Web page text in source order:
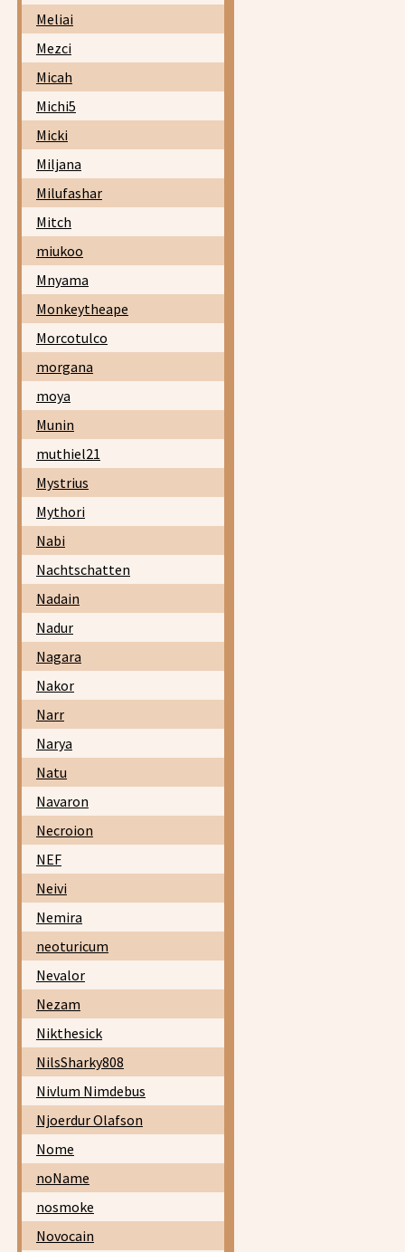
Meliai
Mezci
Micah
Michi5
Micki
Miljana
Milufashar
Mitch
miukoo
Mnyama
Monkeytheape
Morcotulco
morgana
moya
Munin
muthiel21
Mystrius
Mythori
Nabi
Nachtschatten
Nadain
Nadur
Nagara
Nakor
Narr
Narya
Natu
Navaron
Necroion
NEF
Neivi
Nemira
neoturicum
Nevalor
Nezam
Nikthesick
NilsSharky808
Nivlum Nimdebus
Njoerdur Olafson
Nome
noName
nosmoke
Novocain